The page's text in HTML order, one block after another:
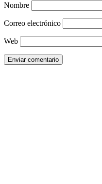
Nombre
Correo electrónico
Web